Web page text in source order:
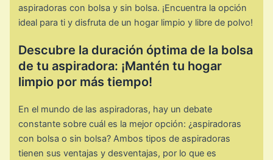
aspiradoras con bolsa y sin bolsa. ¡Encuentra la opción
ideal para ti y disfruta de un hogar limpio y libre de polvo!
Descubre la duración óptima de la bolsa
de tu aspiradora: ¡Mantén tu hogar
limpio por más tiempo!
En el mundo de las aspiradoras, hay un debate
constante sobre cuál es la mejor opción: ¿aspiradoras
con bolsa o sin bolsa? Ambos tipos de aspiradoras
tienen sus ventajas y desventajas, por lo que es